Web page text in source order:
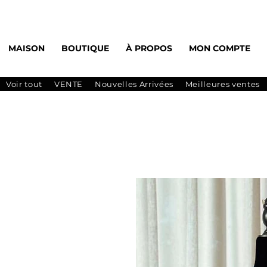
MAISON BOUTIQUE À PROPOS MON COMPTE
Voir tout VENTE Nouvelles Arrivées Meilleures ventes